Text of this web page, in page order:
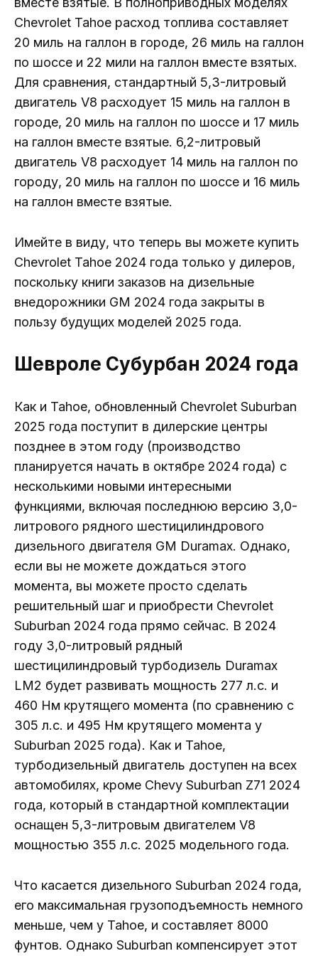
Chevrolet Tahoe расход топлива составляет
20 миль на галлон в городе, 26 миль на галлон
по шоссе и 22 мили на галлон вместе взятых.
Для сравнения, стандартный 5,3-литровый
двигатель V8 расходует 15 миль на галлон в
городе, 20 миль на галлон по шоссе и 17 миль
на галлон вместе взятые. 6,2-литровый
двигатель V8 расходует 14 миль на галлон по
городу, 20 миль на галлон по шоссе и 16 миль
на галлон вместе взятые.
Имейте в виду, что теперь вы можете купить
Chevrolet Tahoe 2024 года только у дилеров,
поскольку книги заказов на дизельные
внедорожники GM 2024 года закрыты в
пользу будущих моделей 2025 года.
Шевроле Субурбан 2024 года
Как и Tahoe, обновленный Chevrolet Suburban
2025 года поступит в дилерские центры
позднее в этом году (производство
планируется начать в октябре 2024 года) с
несколькими новыми интересными
функциями, включая последнюю версию 3,0-
литрового рядного шестицилиндрового
дизельного двигателя GM Duramax. Однако,
если вы не можете дождаться этого
момента, вы можете просто сделать
решительный шаг и приобрести Chevrolet
Suburban 2024 года прямо сейчас. В 2024
году 3,0-литровый рядный
шестицилиндровый турбодизель Duramax
LM2 будет развивать мощность 277 л.с. и
460 Нм крутящего момента (по сравнению с
305 л.с. и 495 Нм крутящего момента у
Suburban 2025 года). Как и Tahoe,
турбодизельный двигатель доступен на всех
автомобилях, кроме Chevy Suburban Z71 2024
года, который в стандартной комплектации
оснащен 5,3-литровым двигателем V8
мощностью 355 л.с. 2025 модельного года.
Что касается дизельного Suburban 2024 года,
его максимальная грузоподъемность немного
меньше, чем у Tahoe, и составляет 8000
фунтов. Однако Suburban компенсирует этот